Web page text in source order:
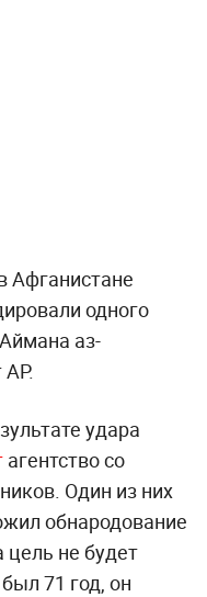
Афганистане
одного
аз-
удара
агентство со
Один из них
обнародование
цель не будет
71 год, он